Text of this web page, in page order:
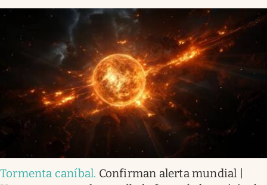
Tormenta caníbal. Confirman alerta mundial |